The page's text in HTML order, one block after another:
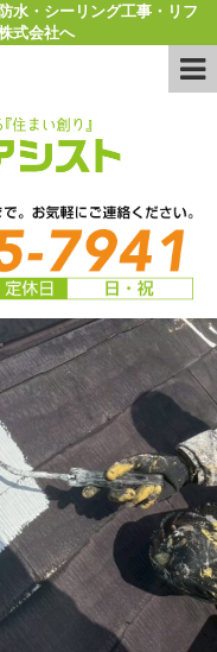
水・シーリング工事・リフ
式会社へ